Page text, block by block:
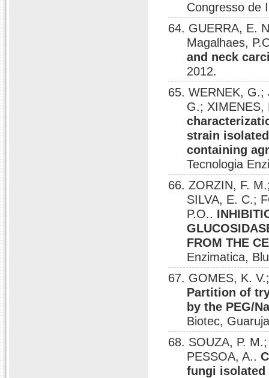
Congresso de
64. GUERRA, E.
Magalhaes,
and neck
2012.
65. WERNEK, G.;
G.;
strain
containing
Tecnologia
66. ZORZIN, F.
SILVA, E. C.;
P.O..
FROM THE
Enzimatica,
67. GOMES, K.
Partition of
by the PEG/
Biotec,
68. SOUZA, P.
PESSOA, A..
fungi isolated